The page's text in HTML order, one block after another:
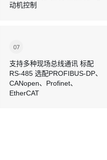
动机控制
07
支持多种现场总线通讯 标配
RS-485 选配PROFIBUS-DP、
CANopen、Profinet、
EtherCAT